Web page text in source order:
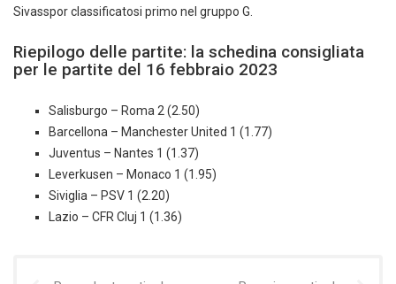
Sivasspor classificatosi primo nel gruppo G.
Riepilogo delle partite: la schedina consigliata
per le partite del 16 febbraio 2023
Salisburgo – Roma 2 (2.50)
Barcellona – Manchester United 1 (1.77)
Juventus – Nantes 1 (1.37)
Leverkusen – Monaco 1 (1.95)
Siviglia – PSV 1 (2.20)
Lazio – CFR Cluj 1 (1.36)